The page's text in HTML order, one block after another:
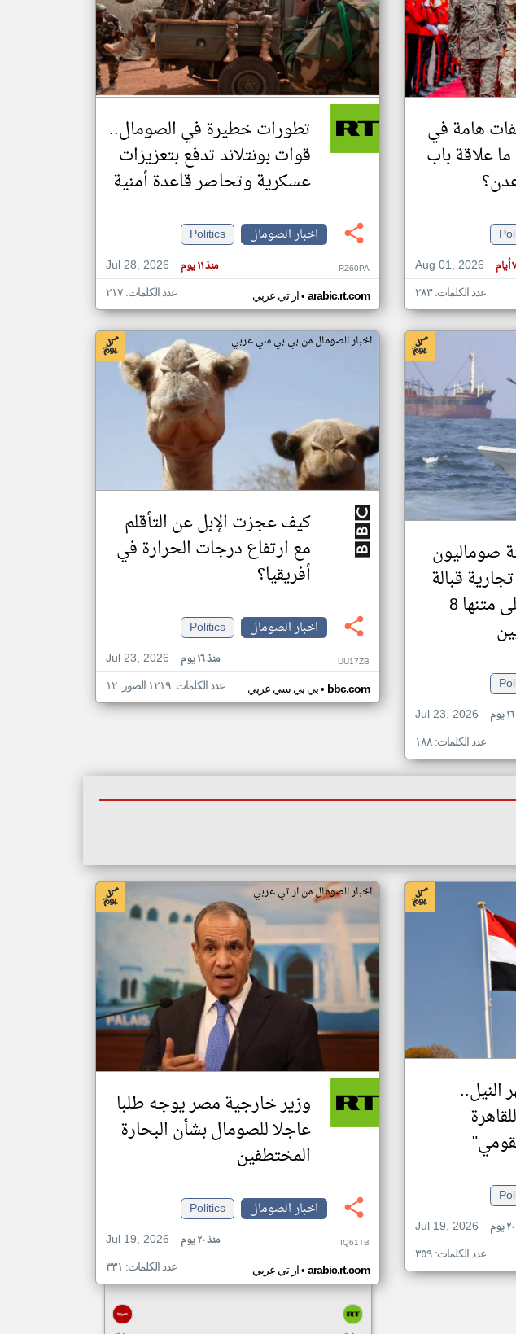
تغيير الدولة
مصادر الأخبار من الصومال
اخبار الصومال على مدار الساعة
أهم اخبار الصومال العاجلة والمباشرة
هامة في
علاقة باب
Aug 01, 2026
عدد الكلمات: ٢٨٣
تطورات خطيرة في الصومال..
قوات بونتلاند تدفع بتعزيزات
عسكرية وتحاصر قاعدة أمنية
اخبار الصومال
Politics
Jul 28, 2026
منذ ١١ يوم RZ60PA
ار تي عربي• arabic.rt.com عدد الكلمات: ٢١٧
صوماليون
قبالة
سواحل اليمن على متنها 8
Jul 23, 2026
عدد الكلمات: ١٨٨
اخبار الصومال من بي بي سي عربي
كيف عجزت الإبل عن التأقلم
مع ارتفاع درجات الحرارة في
أفريقيا؟
اخبار الصومال
Politics
Jul 23, 2026
منذ ١٦ يوم UU17ZB
بي بي سي عربي• bbc.com عدد الكلمات: ١٢١٩ الصور: ١٢
النيل..
Jul 19, 2026
عدد الكلمات: ٣٥٩
اخبار الصومال من ار تي عربي
وزير خارجية مصر يوجه طلبا
عاجلا للصومال بشأن البحارة
المختطفين
اخبار الصومال
Politics
Jul 19, 2026
منذ ٢٠ يوم IQ61TB
ار تي عربي• arabic.rt.com عدد الكلمات: ٣٣١
klyoum.com